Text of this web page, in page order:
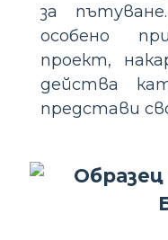
за
особено
проект,
действа
представи